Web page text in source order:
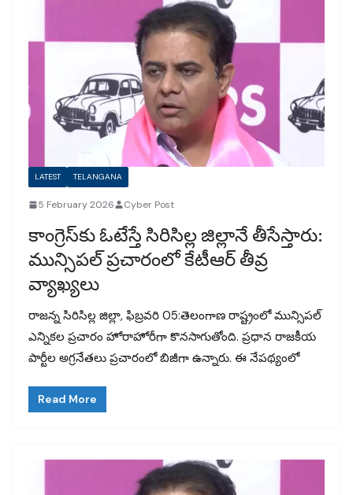
LATEST TELANGANA
5 February 2026 Cyber Post
కాంగ్రెస్‌కు ఓటేస్తే సిరిసిల్ల జిల్లానే తీసేస్తారు:
మున్సిపల్ ప్రచారంలో కేటీఆర్ తీవ్ర
వ్యాఖ్యలు
రాజన్న సిరిసిల్ల జిల్లా, ఫిబ్రవరి 05:తెలంగాణ రాష్ట్రంలో మున్సిపల్
ఎన్నికల ప్రచారం హోరాహోరీగా కొనసాగుతోంది. ప్రధాన రాజకీయ
పార్టీల అగ్రనేతలు ప్రచారంలో బిజీగా ఉన్నారు. ఈ నేపథ్యంలో
Read More